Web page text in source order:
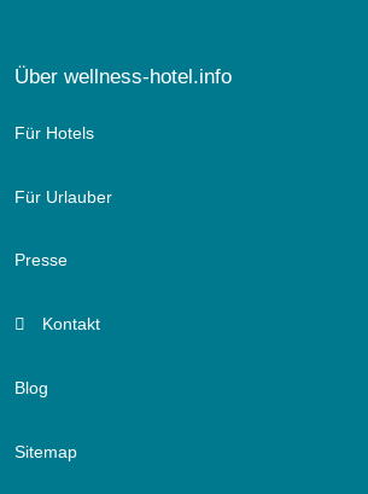
Über wellness-hotel.info
Für Hotels
Für Urlauber
Presse
Kontakt
Blog
Sitemap